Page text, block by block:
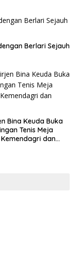
Berlari Sejauh
Bina Keuda Buka
Tenis Meja
dan